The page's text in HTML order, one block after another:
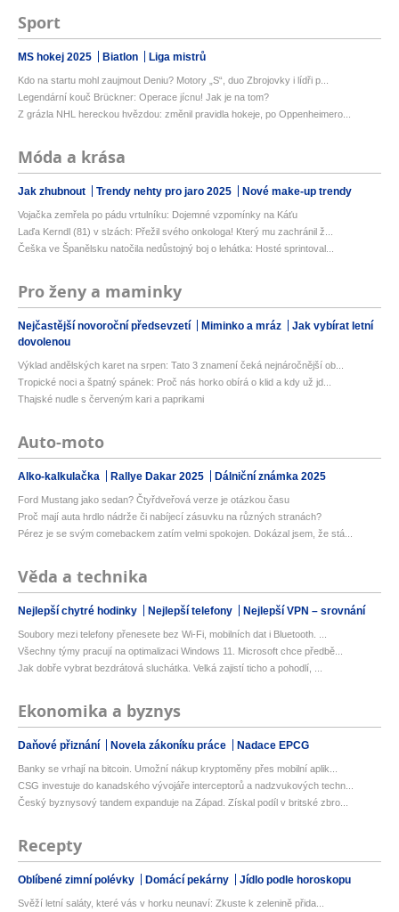
Sport
MS hokej 2025 Biatlon Liga mistrů
Kdo na startu mohl zaujmout Deniu? Motory „S“, duo Zbrojovky i lídři p...
Legendární kouč Brückner: Operace jícnu! Jak je na tom?
Z grázla NHL hereckou hvězdou: změnil pravidla hokeje, po Oppenheimero...
Móda a krása
Jak zhubnout Trendy nehty pro jaro 2025 Nové make-up trendy
Vojačka zemřela po pádu vrtulníku: Dojemné vzpomínky na Káťu
Laďa Kerndl (81) v slzách: Přežil svého onkologa! Který mu zachránil ž...
Češka ve Španělsku natočila nedůstojný boj o lehátka: Hosté sprintoval...
Pro ženy a maminky
Nejčastější novoroční předsevzetí Miminko a mráz
Jak vybírat letní
dovolenou
Výklad andělských karet na srpen: Tato 3 znamení čeká nejnáročnější ob...
Tropické noci a špatný spánek: Proč nás horko obírá o klid a kdy už jd...
Thajské nudle s červeným kari a paprikami
Auto-moto
Alko-kalkulačka Rallye Dakar 2025 Dálniční známka 2025
Ford Mustang jako sedan? Čtyřdveřová verze je otázkou času
Proč mají auta hrdlo nádrže či nabíjecí zásuvku na různých stranách?
Pérez je se svým comebackem zatím velmi spokojen. Dokázal jsem, že stá...
Věda a technika
Nejlepší chytré hodinky Nejlepší telefony Nejlepší VPN – srovnání
Soubory mezi telefony přenesete bez Wi-Fi, mobilních dat i Bluetooth. ...
Všechny týmy pracují na optimalizaci Windows 11. Microsoft chce předbě...
Jak dobře vybrat bezdrátová sluchátka. Velká zajistí ticho a pohodlí, ...
Ekonomika a byznys
Daňové přiznání Novela zákoníku práce Nadace EPCG
Banky se vrhají na bitcoin. Umožní nákup kryptoměny přes mobilní aplik...
CSG investuje do kanadského vývojáře interceptorů a nadzvukových techn...
Český byznysový tandem expanduje na Západ. Získal podíl v britské zbro...
Recepty
Oblíbené zimní polévky Domácí pekárny Jídlo podle horoskopu
Svěží letní saláty, které vás v horku neunaví: Zkuste k zelenině přida...